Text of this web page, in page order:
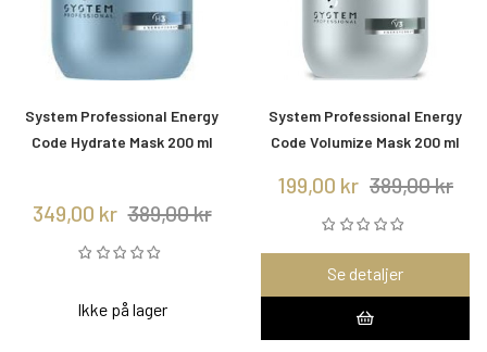
System Professional Energy
Code Hydrate Mask 200 ml
349,00 kr 389,00 kr
Ikke på lager
System Professional Energy
Code Volumize Mask 200 ml
199,00 kr 389,00 kr
Se detaljer